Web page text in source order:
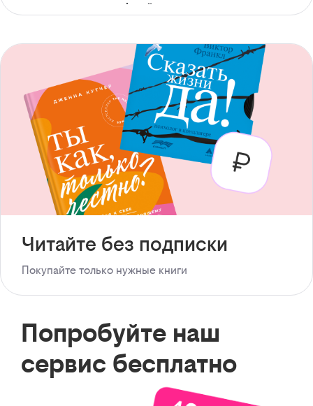
с доступом офлайн
Читайте без подписки
Покупайте только нужные книги
Попробуйте наш
сервис бесплатно